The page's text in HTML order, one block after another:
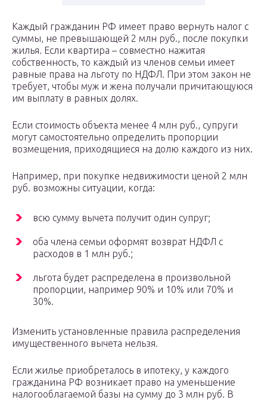
Каждый гражданин РФ имеет право вернуть налог с
суммы, не превышающей 2 млн руб., после покупки
жилья. Если квартира – совместно нажитая
собственность, то каждый из членов семьи имеет
равные права на льготу по НДФЛ. При этом закон не
требует, чтобы муж и жена получали причитающуюся
им выплату в равных долях.
Если стоимость объекта менее 4 млн руб., супруги
могут самостоятельно определить пропорции
возмещения, приходящиеся на долю каждого из них.
Например, при покупке недвижимости ценой 2 млн
руб. возможны ситуации, когда:
всю сумму вычета получит один супруг;
оба члена семьи оформят возврат НДФЛ с
расходов в 1 млн руб.;
льгота будет распределена в произвольной
пропорции, например 90% и 10% или 70% и
30%.
Изменить установленные правила распределения
имущественного вычета нельзя.
Если жилье приобреталось в ипотеку, у каждого
гражданина РФ возникает право на уменьшение
налогооблагаемой базы на сумму до 3 млн руб. В